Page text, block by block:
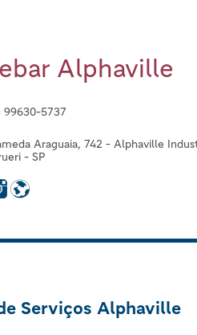
Alphaville
99630-5737
Araguaia, 742 - Alphaville
- SP
Serviços Alphaville